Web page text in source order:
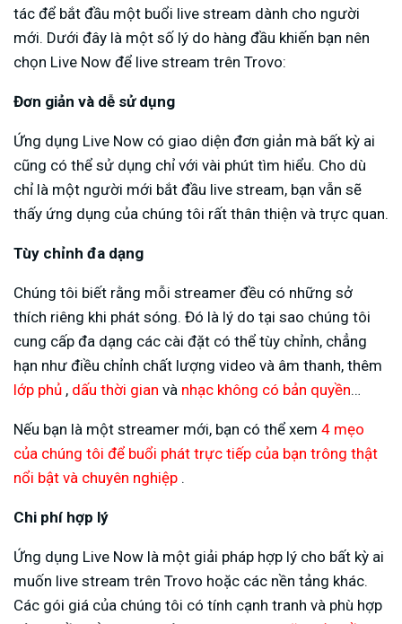
tác để bắt đầu một buổi live stream dành cho người
mới. Dưới đây là một số lý do hàng đầu khiến bạn nên
chọn Live Now để live stream trên Trovo:
Đơn giản và dễ sử dụng
Ứng dụng Live Now có giao diện đơn giản mà bất kỳ ai
cũng có thể sử dụng chỉ với vài phút tìm hiểu. Cho dù
chỉ là một người mới bắt đầu live stream, bạn vẫn sẽ
thấy ứng dụng của chúng tôi rất thân thiện và trực quan.
Tùy chỉnh đa dạng
Chúng tôi biết rằng mỗi streamer đều có những sở
thích riêng khi phát sóng. Đó là lý do tại sao chúng tôi
cung cấp đa dạng các cài đặt có thể tùy chỉnh, chẳng
hạn như điều chỉnh chất lượng video và âm thanh, thêm
lớp phủ , dấu thời gian và nhạc không có bản quyền…
Nếu bạn là một streamer mới, bạn có thể xem 4 mẹo
của chúng tôi để buổi phát trực tiếp của bạn trông thật
nổi bật và chuyên nghiệp .
Chi phí hợp lý
Ứng dụng Live Now là một giải pháp hợp lý cho bất kỳ ai
muốn live stream trên Trovo hoặc các nền tảng khác.
Các gói giá của chúng tôi có tính cạnh tranh và phù hợp